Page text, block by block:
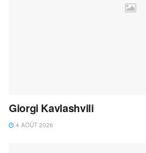
Giorgi Kavlashvili
4 AOÛT 2026